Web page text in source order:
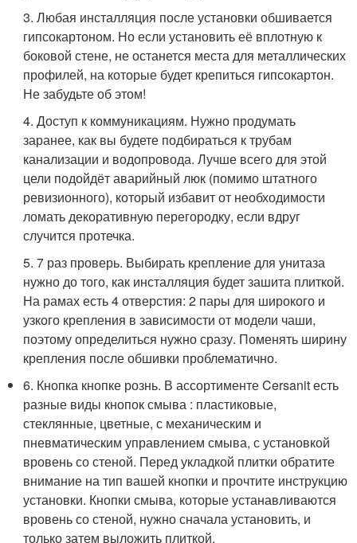
3. Любая инсталляция после установки обшивается
гипсокартоном. Но если установить её вплотную к
боковой стене, не останется места для металлических
профилей, на которые будет крепиться гипсокартон.
Не забудьте об этом!
4. Доступ к коммуникациям. Нужно продумать
заранее, как вы будете подбираться к трубам
канализации и водопровода. Лучше всего для этой
цели подойдёт аварийный люк (помимо штатного
ревизионного), который избавит от необходимости
ломать декоративную перегородку, если вдруг
случится протечка.
5. 7 раз проверь. Выбирать крепление для унитаза
нужно до того, как инсталляция будет зашита плиткой.
На рамах есть 4 отверстия: 2 пары для широкого и
узкого крепления в зависимости от модели чаши,
поэтому определиться нужно сразу. Поменять ширину
крепления после обшивки проблематично.
6. Кнопка кнопке рознь. В ассортименте Cersanit есть
разные виды кнопок смыва : пластиковые,
стеклянные, цветные, с механическим и
пневматическим управлением смыва, с установкой
вровень со стеной. Перед укладкой плитки обратите
внимание на тип вашей кнопки и прочтите инструкцию
установки. Кнопки смыва, которые устанавливаются
вровень со стеной, нужно сначала установить, и
только затем выложить плиткой.